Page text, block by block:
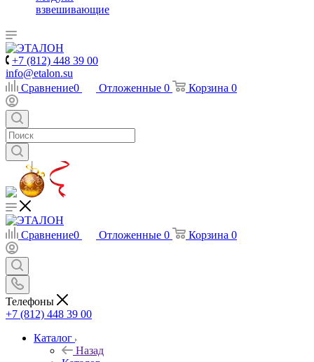
взвешивающие
+7 (812) 448 39 00
info@etalon.su
Сравнение0 Отложенные 0 Корзина 0
Сравнение0 Отложенные 0 Корзина 0
Телефоны
+7 (812) 448 39 00
Каталог
Назад